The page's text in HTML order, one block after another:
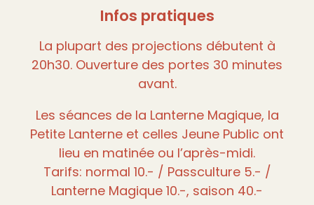
Infos pratiques
La plupart des projections débutent à
20h30. Ouverture des portes 30 minutes
avant.
Les séances de la Lanterne Magique, la
Petite Lanterne et celles Jeune Public ont
lieu en matinée ou l’après-midi.
Tarifs: normal 10.- / Passculture 5.- /
Lanterne Magique 10.-, saison 40.-